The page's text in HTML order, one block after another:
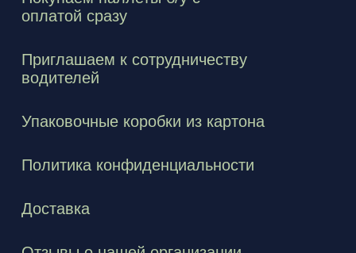
оплатой сразу
Приглашаем к сотрудничеству
водителей
Упаковочные коробки из картона
Политика конфиденциальности
Доставка